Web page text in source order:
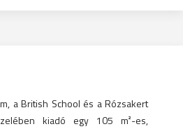
a British School és a Rózsakert
kiadó egy 105 m²-es,